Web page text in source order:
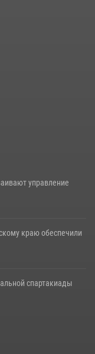
управление
краю обеспечили
спартакиады